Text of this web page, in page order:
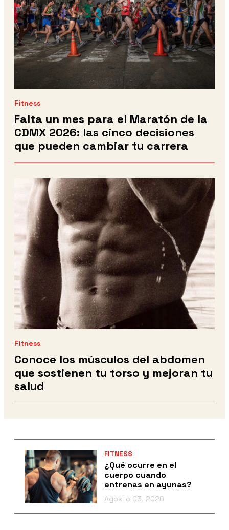
Fitness
Falta un mes para el Maratón de la
CDMX 2026: las cinco decisiones
que pueden cambiar tu carrera
Fitness
Conoce los músculos del abdomen
que sostienen tu torso y mejoran tu
salud
FITNESS
¿Qué ocurre en el
cuerpo cuando
entrenas en ayunas?
Agosto 03, 2026